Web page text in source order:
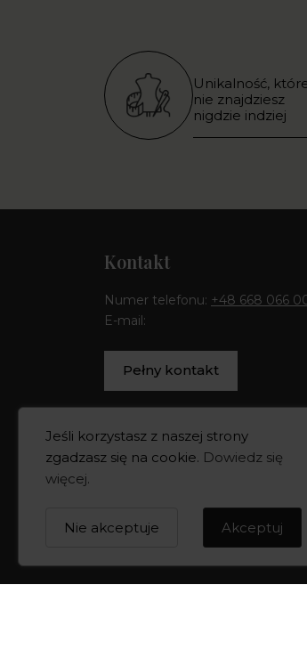
Unikalność,
nie znajdziesz
nigdzie indziej
Kontakt
Numer telefonu: +48 668 066
E-mail:
Pełny kontakt
Jeśli korzystasz z naszej strony
zgadzasz się na cookie. Dowiedz się
więcej.
Akceptuj
Nie akceptuje